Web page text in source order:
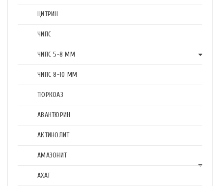
ЦИТРИН
ЧИПС
ЧИПС 5-8 ММ
ЧИПС 8-10 ММ
ТЮРКОАЗ
АВАНТЮРИН
АКТИНОЛИТ
АМАЗОНИТ
АХАТ